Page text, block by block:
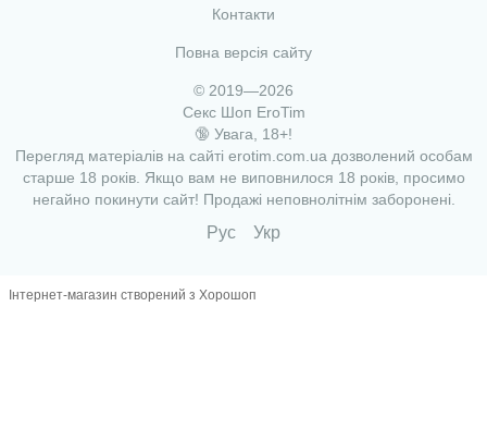
Контакти
Повна версія сайту
© 2019—2026
Секс Шоп EroTim
🔞 Увага, 18+!
Перегляд матеріалів на сайті erotim.com.ua дозволений особам
старше 18 років. Якщо вам не виповнилося 18 років, просимо
негайно покинути сайт! Продажі неповнолітнім заборонені.
Рус Укр
Інтернет-магазин створений з Хорошоп